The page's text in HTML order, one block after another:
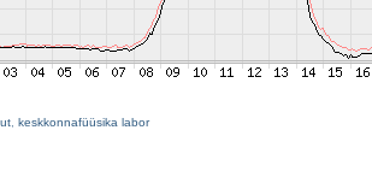
keskkonnafüüsika labor